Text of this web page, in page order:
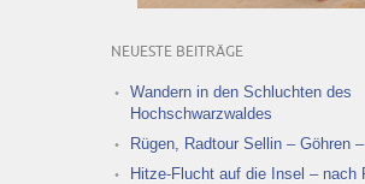
NEUESTE BEITRÄGE
Wandern in den Schluchten des
Hochschwarzwaldes
Rügen, Radtour Sellin – Göhren
Hitze-Flucht auf die Insel – nach